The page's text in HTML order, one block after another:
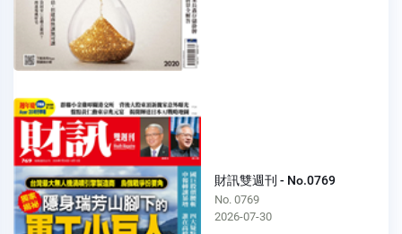
財訊雙週刊 - No.0769
No. 0769
2026-07-30